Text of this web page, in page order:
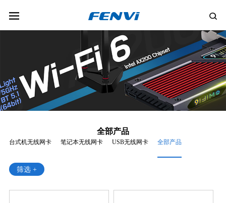
全部产品
台式机无线网卡 笔记本无线网卡 USB无线网卡 全部产品
筛选 +